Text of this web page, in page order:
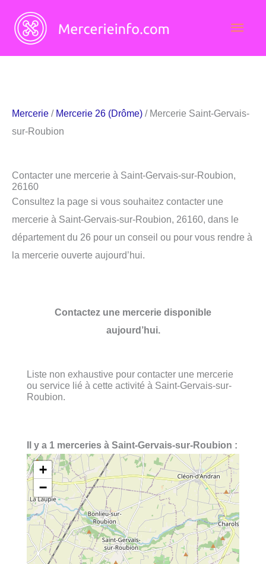
contenu
Mercerie / Mercerie 26 (Drôme) / Mercerie Saint-Gervais-
sur-Roubion
Contacter une mercerie à Saint-Gervais-sur-Roubion,
26160
Consultez la page si vous souhaitez contacter une
mercerie à Saint-Gervais-sur-Roubion, 26160, dans le
département du 26 pour un conseil ou pour vous rendre à
la mercerie ouverte aujourd’hui.
Contactez une mercerie disponible
aujourd’hui.
Liste non exhaustive pour contacter une mercerie
ou service lié à cette activité à Saint-Gervais-sur-
Roubion.
Il y a 1 merceries à Saint-Gervais-sur-Roubion :
+
−